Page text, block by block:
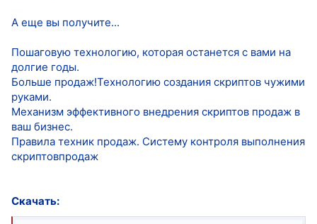
А еще вы получите...
Пошаговую технологию, которая останется с вами на
долгие годы.
Больше продаж!Технологию создания скриптов чужими
руками.
Механизм эффективного внедрения скриптов продаж в
ваш бизнес.
Правила техник продаж. Систему контроля выполнения
скриптовпродаж
Скачать: